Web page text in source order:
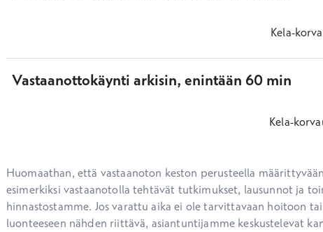
Kela-
Vastaanottokäynti arkisin, enintään 60 min
Kela-
Huomaathan, että vastaanoton keston perusteella
esimerkiksi vastaanotolla tehtävät tutkimukset, lausunnot ja
hinnastostamme. Jos varattu aika ei ole tarvittavaan hoitoon
luonteeseen nähden riittävä, asiantuntijamme keskustelevat